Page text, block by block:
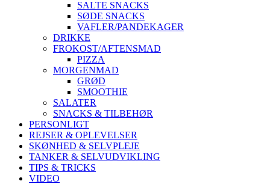
SALTE SNACKS
SØDE SNACKS
VAFLER/PANDEKAGER
DRIKKE
FROKOST/AFTENSMAD
PIZZA
MORGENMAD
GRØD
SMOOTHIE
SALATER
SNACKS & TILBEHØR
PERSONLIGT
REJSER & OPLEVELSER
SKØNHED & SELVPLEJE
TANKER & SELVUDVIKLING
TIPS & TRICKS
VIDEO